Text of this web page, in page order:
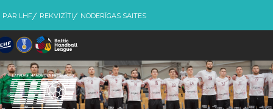
PAR LHF REKVIZĪTI NODERĪGAS SAITES